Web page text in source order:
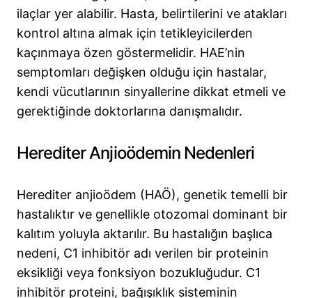
ilaçlar yer alabilir. Hasta, belirtilerini ve atakları
kontrol altına almak için tetikleyicilerden
kaçınmaya özen göstermelidir. HAE’nin
semptomları değişken olduğu için hastalar,
kendi vücutlarının sinyallerine dikkat etmeli ve
gerektiğinde doktorlarına danışmalıdır.
Herediter Anjioödemin Nedenleri
Herediter anjioödem (HAÖ), genetik temelli bir
hastalıktır ve genellikle otozomal dominant bir
kalıtım yoluyla aktarılır. Bu hastalığın başlıca
nedeni, C1 inhibitör adı verilen bir proteinin
eksikliği veya fonksiyon bozukluğudur. C1
inhibitör proteini, bağışıklık sisteminin